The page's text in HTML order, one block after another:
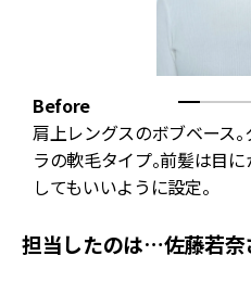
Before
肩上レングスのボブベース
ラの軟毛タイプ。前髪は目
してもいいように設定。
担当したのは…佐藤若奈さ